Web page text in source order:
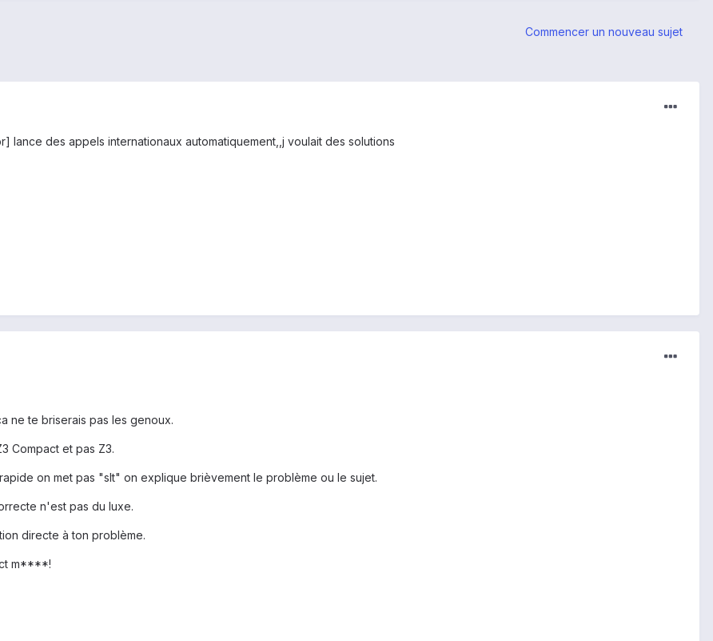
Commencer un nouveau sujet
des appels internationaux automatiquement,,j voulait des solutions
ne te briserais pas les genoux.
Compact et pas Z3.
on met pas "slt" on explique brièvement le problème ou le sujet.
n'est pas du luxe.
directe à ton problème.
m****!